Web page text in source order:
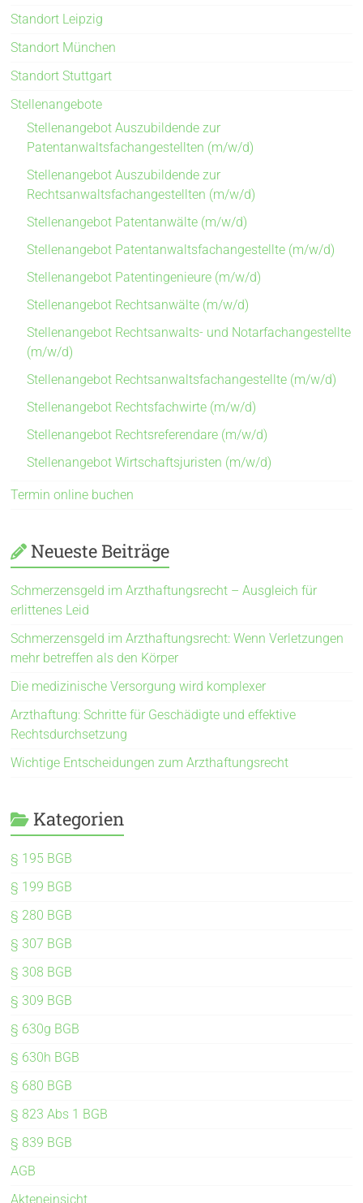
Standort Leipzig
Standort München
Standort Stuttgart
Stellenangebote
Stellenangebot Auszubildende zur
Patentanwaltsfachangestellten (m/w/d)
Stellenangebot Auszubildende zur
Rechtsanwaltsfachangestellten (m/w/d)
Stellenangebot Patentanwälte (m/w/d)
Stellenangebot Patentanwaltsfachangestellte (m/w/d)
Stellenangebot Patentingenieure (m/w/d)
Stellenangebot Rechtsanwälte (m/w/d)
Stellenangebot Rechtsanwalts- und Notarfachangestellte
(m/w/d)
Stellenangebot Rechtsanwaltsfachangestellte (m/w/d)
Stellenangebot Rechtsfachwirte (m/w/d)
Stellenangebot Rechtsreferendare (m/w/d)
Stellenangebot Wirtschaftsjuristen (m/w/d)
Termin online buchen
Neueste Beiträge
Schmerzensgeld im Arzthaftungsrecht – Ausgleich für
erlittenes Leid
Schmerzensgeld im Arzthaftungsrecht: Wenn Verletzungen
mehr betreffen als den Körper
Die medizinische Versorgung wird komplexer
Arzthaftung: Schritte für Geschädigte und effektive
Rechtsdurchsetzung
Wichtige Entscheidungen zum Arzthaftungsrecht
Kategorien
§ 195 BGB
§ 199 BGB
§ 280 BGB
§ 307 BGB
§ 308 BGB
§ 309 BGB
§ 630g BGB
§ 630h BGB
§ 680 BGB
§ 823 Abs 1 BGB
§ 839 BGB
AGB
Akteneinsicht